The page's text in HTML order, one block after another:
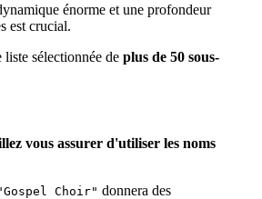
énorme et une profondeur
est crucial.
sélectionnée de plus de 50 sous-
vous assurer d'utiliser les noms
Choir" donnera des